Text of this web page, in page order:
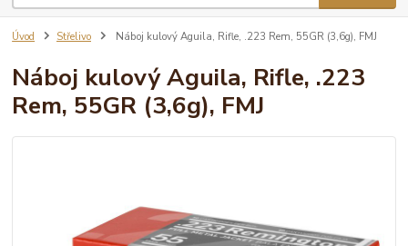
Úvod Střelivo Náboj kulový Aguila, Rifle, .223 Rem, 55GR (3,6g), FMJ
Náboj kulový Aguila, Rifle, .223
Rem, 55GR (3,6g), FMJ